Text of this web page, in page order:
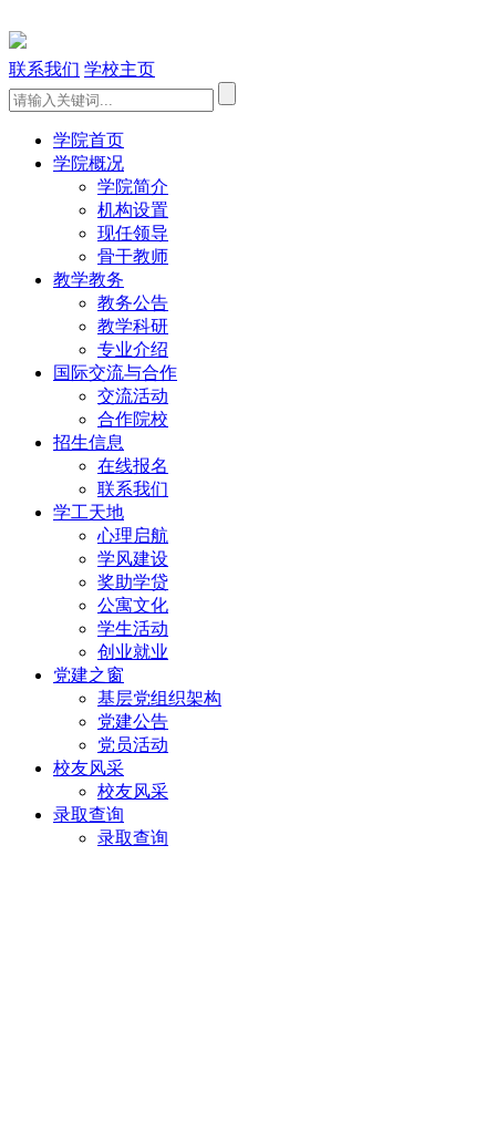
联系我们 学校主页
学院首页
学院概况
学院简介
机构设置
现任领导
骨干教师
教学教务
教务公告
教学科研
专业介绍
国际交流与合作
交流活动
合作院校
招生信息
在线报名
联系我们
学工天地
心理启航
学风建设
奖助学贷
公寓文化
学生活动
创业就业
党建之窗
基层党组织架构
党建公告
党员活动
校友风采
校友风采
录取查询
录取查询